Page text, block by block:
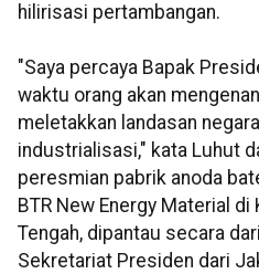
hilirisasi pertambangan.
"Saya percaya Bapak
waktu orang akan
meletakkan landasan
industrialisasi," kata Luhut
peresmian pabrik anoda
BTR New Energy Material
Tengah, dipantau secara
Sekretariat Presiden dari